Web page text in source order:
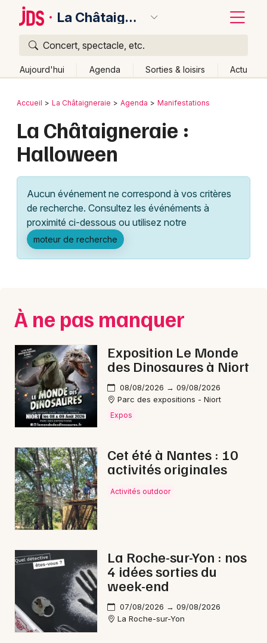
La Châtaigneraie
Concert, spectacle, etc.
Aujourd'hui Agenda Sorties & loisirs Actu
Publier un événement
Grands événements
Activité & Expérience
Manifestations
Foires & salons
Concerts
Sports
Soirées
Sorties famille
Sorties & loisirs
Halloween en Vendée
Halloween dans les Pays de la Loire
Newsletter des sorties
Artistes en tournée
Bordeaux
Colmar
Lille
Lyon
Marseille
Mulhouse
Nice
Paris
Strasbourg
Toulouse
Toutes les villes
Retour
Accueil La Châtaigneraie Agenda Manifestations
La Châtaigneraie :
Halloween
Aucun événement ne correspond à vos critères
de recherche. Consultez les événéments à
proximité ci-dessous ou utilisez notre
moteur de recherche
À ne pas manquer
Exposition Le Monde
des Dinosaures à Niort
08/08/2026 → 09/08/2026
Parc des expositions - Niort
Expos
Cet été à Nantes : 10
activités originales
Activités outdoor
La Roche-sur-Yon : nos
4 idées sorties du
week-end
07/08/2026 → 09/08/2026
La Roche-sur-Yon
Quoi ?
Où ?
Pays de la Loire
Partout Près de moi
Quand ?
Aujourd'hui
Demain Ce week-end Autre